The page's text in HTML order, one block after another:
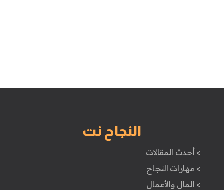
النجاح نت
> أحدث المقالات
> مهارات النجاح
> المال والأعمال